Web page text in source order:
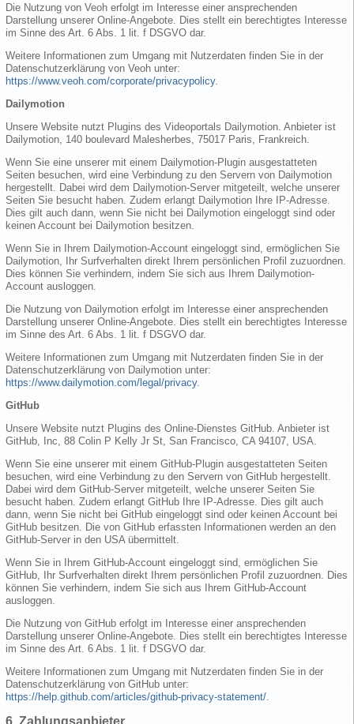
Die Nutzung von Veoh erfolgt im Interesse einer ansprechenden
Darstellung unserer Online-Angebote. Dies stellt ein berechtigtes Interesse
im Sinne des Art. 6 Abs. 1 lit. f DSGVO dar.
Weitere Informationen zum Umgang mit Nutzerdaten finden Sie in der
Datenschutzerklärung von Veoh unter:
https://www.veoh.com/corporate/privacypolicy.
Dailymotion
Unsere Website nutzt Plugins des Videoportals Dailymotion. Anbieter ist
Dailymotion, 140 boulevard Malesherbes, 75017 Paris, Frankreich.
Wenn Sie eine unserer mit einem Dailymotion-Plugin ausgestatteten
Seiten besuchen, wird eine Verbindung zu den Servern von Dailymotion
hergestellt. Dabei wird dem Dailymotion-Server mitgeteilt, welche unserer
Seiten Sie besucht haben. Zudem erlangt Dailymotion Ihre IP-Adresse.
Dies gilt auch dann, wenn Sie nicht bei Dailymotion eingeloggt sind oder
keinen Account bei Dailymotion besitzen.
Wenn Sie in Ihrem Dailymotion-Account eingeloggt sind, ermöglichen Sie
Dailymotion, Ihr Surfverhalten direkt Ihrem persönlichen Profil zuzuordnen.
Dies können Sie verhindern, indem Sie sich aus Ihrem Dailymotion-
Account ausloggen.
Die Nutzung von Dailymotion erfolgt im Interesse einer ansprechenden
Darstellung unserer Online-Angebote. Dies stellt ein berechtigtes Interesse
im Sinne des Art. 6 Abs. 1 lit. f DSGVO dar.
Weitere Informationen zum Umgang mit Nutzerdaten finden Sie in der
Datenschutzerklärung von Dailymotion unter:
https://www.dailymotion.com/legal/privacy.
GitHub
Unsere Website nutzt Plugins des Online-Dienstes GitHub. Anbieter ist
GitHub, Inc, 88 Colin P Kelly Jr St, San Francisco, CA 94107, USA.
Wenn Sie eine unserer mit einem GitHub-Plugin ausgestatteten Seiten
besuchen, wird eine Verbindung zu den Servern von GitHub hergestellt.
Dabei wird dem GitHub-Server mitgeteilt, welche unserer Seiten Sie
besucht haben. Zudem erlangt GitHub Ihre IP-Adresse. Dies gilt auch
dann, wenn Sie nicht bei GitHub eingeloggt sind oder keinen Account bei
GitHub besitzen. Die von GitHub erfassten Informationen werden an den
GitHub-Server in den USA übermittelt.
Wenn Sie in Ihrem GitHub-Account eingeloggt sind, ermöglichen Sie
GitHub, Ihr Surfverhalten direkt Ihrem persönlichen Profil zuzuordnen. Dies
können Sie verhindern, indem Sie sich aus Ihrem GitHub-Account
ausloggen.
Die Nutzung von GitHub erfolgt im Interesse einer ansprechenden
Darstellung unserer Online-Angebote. Dies stellt ein berechtigtes Interesse
im Sinne des Art. 6 Abs. 1 lit. f DSGVO dar.
Weitere Informationen zum Umgang mit Nutzerdaten finden Sie in der
Datenschutzerklärung von GitHub unter:
https://help.github.com/articles/github-privacy-statement/
6. Zahlungsanbieter